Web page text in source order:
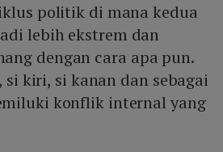
politik di mana kedua
lebih ekstrem dan
dengan cara apa pun.
si kiri, si kanan dan sebagai
konflik internal yang